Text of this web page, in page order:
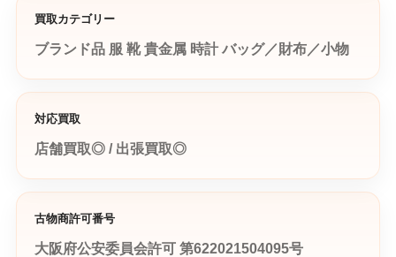
買取カテゴリー
ブランド品 服 靴 貴金属 時計 バッグ／財布／小物
対応買取
店舗買取◎ / 出張買取◎
古物商許可番号
大阪府公安委員会許可 第622021504095号